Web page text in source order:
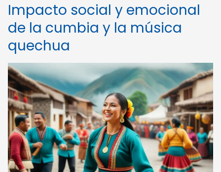
Impacto social y emocional
de la cumbia y la música
quechua